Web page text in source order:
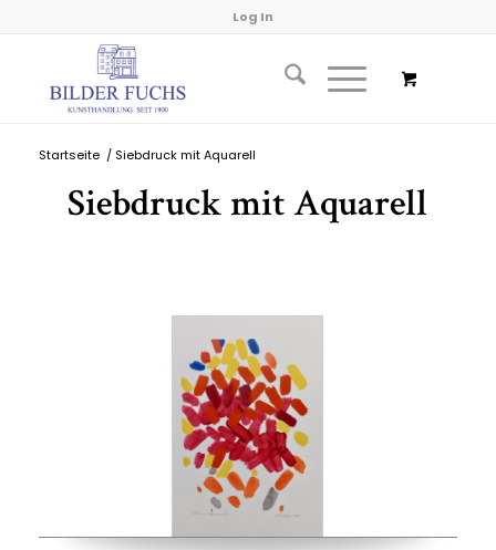
Log In
Startseite / Siebdruck mit Aquarell
Siebdruck mit Aquarell